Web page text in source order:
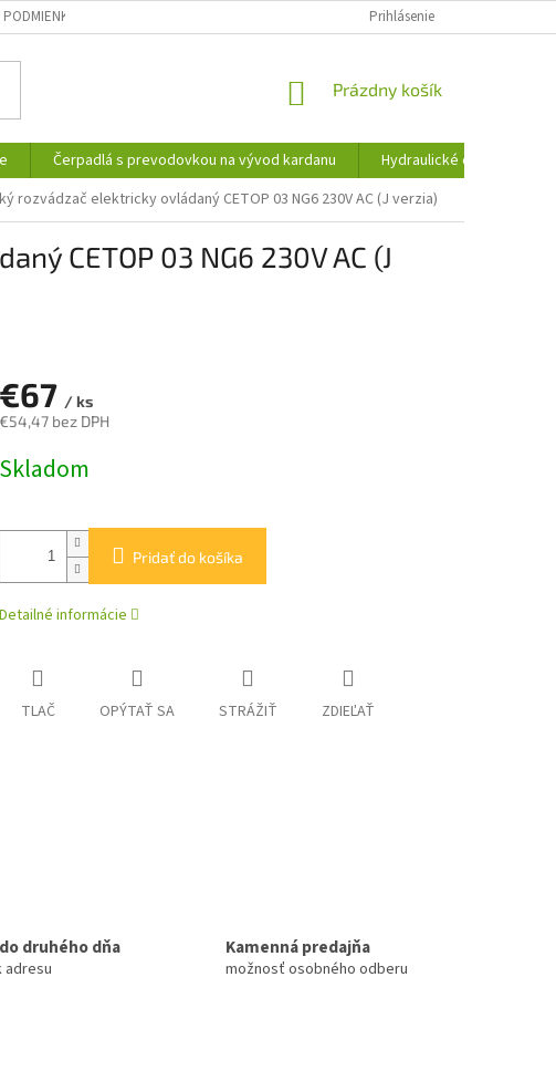
PODMIENKY OCHRANY OSOBNÝCH ÚDAJOV INFORMÁCIE O SÚBOROCH COOKIES
Prihlásenie
NÁKUPNÝ
Prázdny košík
Čerpadlá s prevodovkou na vývod kardanu
Hydraulické čerpadlá
rozvádzač elektricky ovládaný CETOP 03 NG6 230V AC (J verzia)
CETOP 03 NG6 230V AC (J
€67 / ks
€54,47 bez DPH
cena:
Skladom
Pridať do košíka
Detailné informácie
TLAČ OPÝTAŤ SA STRÁŽIŤ ZDIEĽAŤ
druhého dňa
adresu
Kamenná predajňa
možnosť osobného odberu